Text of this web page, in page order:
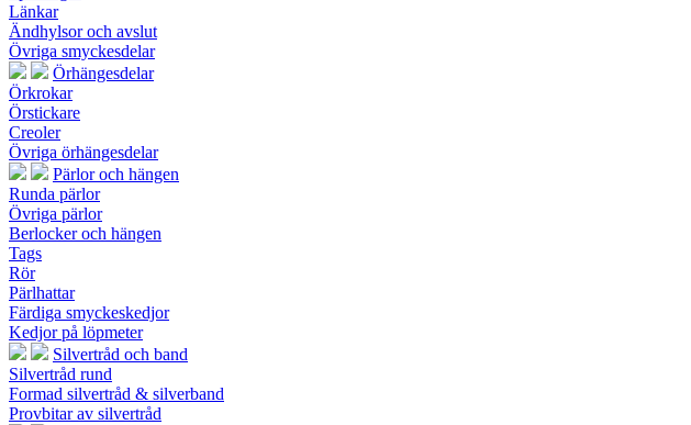
Länkar
Ändhylsor och avslut
Övriga smyckesdelar
Örhängesdelar
Örkrokar
Örstickare
Creoler
Övriga örhängesdelar
Pärlor och hängen
Runda pärlor
Övriga pärlor
Berlocker och hängen
Tags
Rör
Pärlhattar
Färdiga smyckeskedjor
Kedjor på löpmeter
Silvertråd och band
Silvertråd rund
Formad silvertråd & silverband
Provbitar av silvertråd